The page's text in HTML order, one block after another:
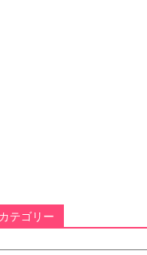
カテゴリー